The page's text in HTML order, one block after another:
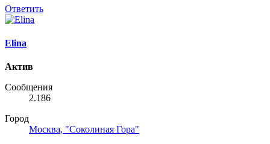
Ответить
Elina
Актив
Сообщения
2.186
Город
Москва, "Соколиная Гора"